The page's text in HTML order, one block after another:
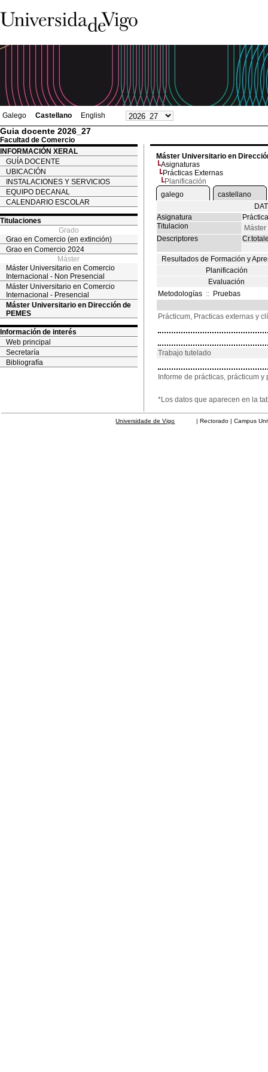
Galego Castellano English
Guia docente 2026_27
Facultad de Comercio
INFORMACIÓN XERAL
GUÍA DOCENTE
UBICACIÓN
INSTALACIONES Y SERVICIOS
EQUIPO DECANAL
CALENDARIO ESCOLAR
Titulaciones
Grado
Grao en Comercio (en extinción)
Grao en Comercio 2024
Máster
Máster Universitario en Comercio
Internacional - Non Presencial
Máster Universitario en Comercio
Internacional - Presencial
Máster Universitario en Dirección de
PEMES
Información de interés
Web principal
Secretaría
Bibliografía
Máster Universitario en
Asignaturas
Prácticas Externas
Planificación
galego
castellano
Asignatura
Titulacion
Descriptores
Resultados de Formación y
Planificación
Evaluación
Metodologías :: Pruebas
Prácticum, Practicas externas y
Trabajo tutelado
Informe de prácticas, prácticum y
*Los datos que aparecen en la
Universidade de Vigo | Rectorado | Campus